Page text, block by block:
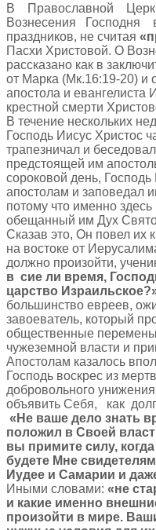
В Православной
Вознесения Господня
праздников, не считая
Пасхи Христовой. О
рассказано как в
от Марка (Мк.16:19-20) и
апостола и евангелиста
крестной смерти
В течение нескольких
Господь Иисус Христос
трапезничал и
предстоящей им
сороковой день,
апостолам и заповедал
потому что именно
обещанный им Дух
Сказав это, Он повел их
на востоке от
должно произойти,
в сие ли время,
царство
большинство евреев,
завоеватель, который
общественные
чужеземной власти и
Апостолам казалось
Господь воскрес из
добровольного
объявить Себя, как
«Не ваше дело знать
положил в Своей
вы примите силу,
будете Мне
Иудее и Самарии и
Иными словами: «не
и какие именно
произойти в мире.